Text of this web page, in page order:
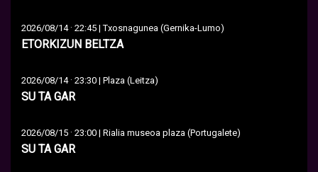
2026/08/14· 22:45 | Txosnagunea (Gernika-Lumo)
ETORKIZUN BELTZA
2026/08/14· 23:30 | Plaza (Leitza)
SU TA GAR
2026/08/15 · 23:00 | Rialia museoa plaza (Portugalete)
SU TA GAR